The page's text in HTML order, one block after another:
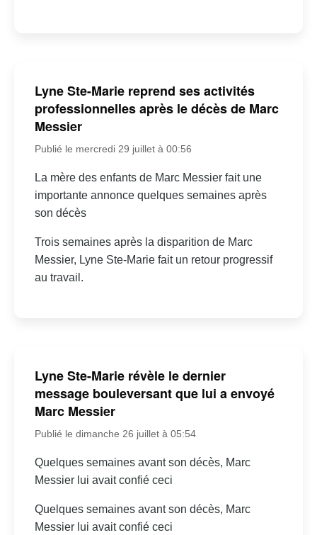
Lyne Ste-Marie reprend ses activités
professionnelles après le décès de Marc
Messier
Publié le mercredi 29 juillet à 00:56
La mère des enfants de Marc Messier fait une
importante annonce quelques semaines après
son décès
Trois semaines après la disparition de Marc
Messier, Lyne Ste-Marie fait un retour progressif
au travail.
Lyne Ste-Marie révèle le dernier
message bouleversant que lui a envoyé
Marc Messier
Publié le dimanche 26 juillet à 05:54
Quelques semaines avant son décès, Marc
Messier lui avait confié ceci
Quelques semaines avant son décès, Marc
Messier lui avait confié ceci